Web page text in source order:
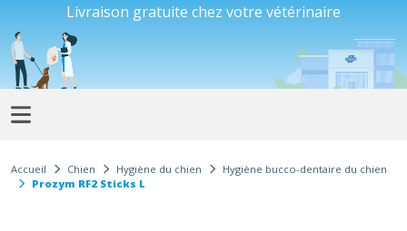
Livraison gratuite chez votre vétérinaire
Accueil Chien Hygiène du chien
Hygiène bucco-dentaire du chien
Prozym RF2 Sticks L